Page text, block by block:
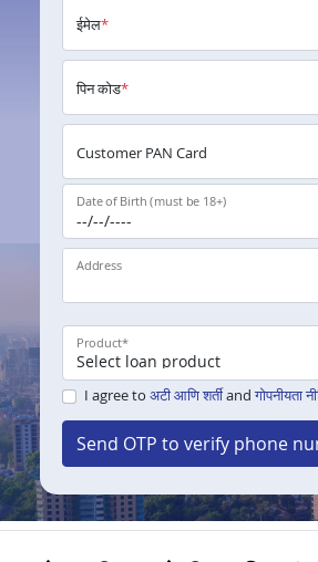
ईमेल*
पिन कोड*
Customer PAN Card
Date of Birth (must be 18+)
Address
Product*
I agree to अटी आणि शर्तीand गोपनीयता
Send OTP to verify phone